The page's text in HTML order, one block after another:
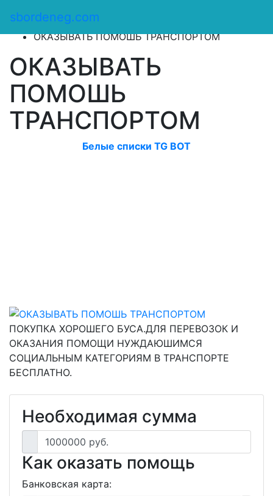
sbordeneg.com
Оказать помощь
ОКАЗЫВАТЬ ПОМОШЬ ТРАНСПОРТОМ
ОКАЗЫВАТЬ
ПОМОШЬ
ТРАНСПОРТОМ
Белые списки TG BOT
ПОКУПКА ХОРОШЕГО БУСА.ДЛЯ ПЕРЕВОЗОК И
ОКАЗАНИЯ ПОМОЩИ НУЖДАЮШИМСЯ
СОЦИАЛЬНЫМ КАТЕГОРИЯМ В ТРАНСПОРТЕ
БЕСПЛАТНО.
Необходимая сумма
1000000 руб.
Как оказать помощь
Банковская карта: